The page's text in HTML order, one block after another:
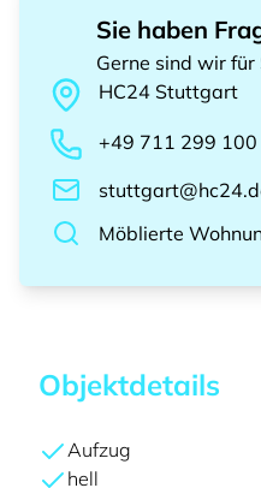
Sie haben
Gerne sind wir für
HC24 Stuttgart
+49 711 299 100
Möblierte
Objektdetails
Aufzug
hell